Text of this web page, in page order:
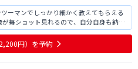
ーマンでしっかり細かく教えてもらえる
毎ショット見れるので、自分自身も納得
2,200円） を予約